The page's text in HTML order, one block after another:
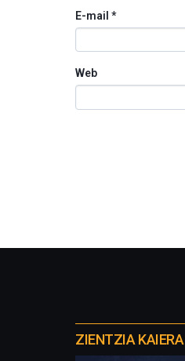
E-mail *
Web
proyectos
ZIENTZIA KAIERA